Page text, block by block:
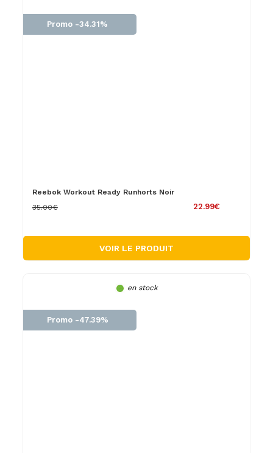
Promo -34.31%
Reebok Workout Ready Runhorts Noir
22.99€
35.00€
VOIR LE PRODUIT
en stock
Promo -47.39%